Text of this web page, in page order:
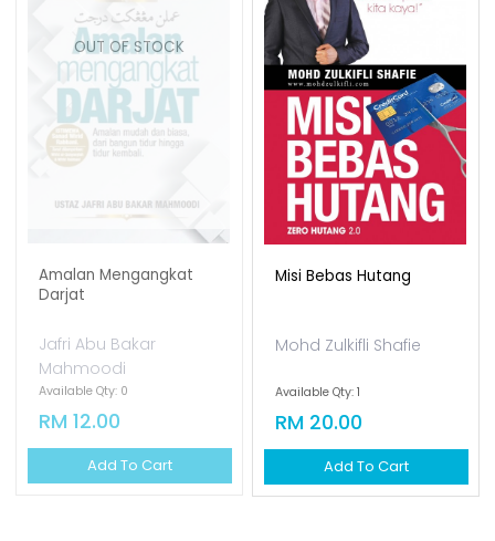
OUT OF STOCK
Amalan Mengangkat
Darjat
Jafri Abu Bakar
Mahmoodi
Available Qty: 0
RM 12.00
Add To Cart
Misi Bebas Hutang
Mohd Zulkifli Shafie
Available Qty: 1
RM 20.00
Add To Cart